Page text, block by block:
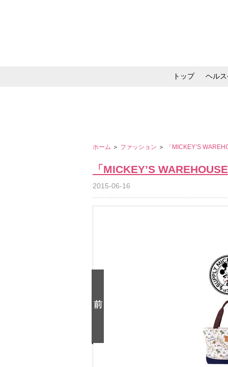
トップ ヘル
ホーム ＞ ファッション ＞ 「MICKEY’S
「MICKEY’S
2015-06-16